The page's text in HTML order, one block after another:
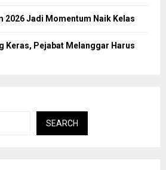
2026 Jadi Momentum Naik Kelas
Keras, Pejabat Melanggar Harus
SEARCH